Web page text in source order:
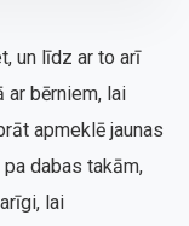
un līdz ar to arī
ar bērniem, lai
apmeklē jaunas
dabas takām,
lai